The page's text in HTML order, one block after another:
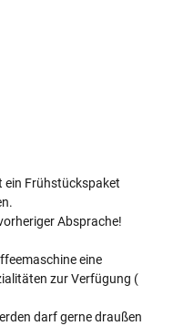
ein Frühstückspaket
Absprache!
eine
zur Verfügung (
darf gerne draußen